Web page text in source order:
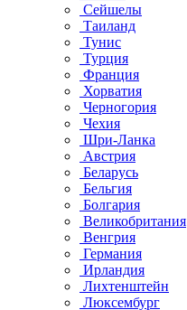
Сейшелы
Таиланд
Тунис
Турция
Франция
Хорватия
Черногория
Чехия
Шри-Ланка
Австрия
Беларусь
Бельгия
Болгария
Великобритания
Венгрия
Германия
Ирландия
Лихтенштейн
Люксембург